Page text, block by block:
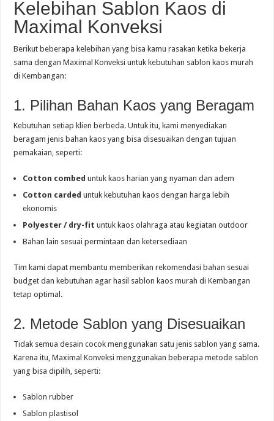
Kelebihan Sablon Kaos di
Maximal Konveksi
Berikut beberapa kelebihan yang bisa kamu rasakan ketika bekerja
sama dengan Maximal Konveksi untuk kebutuhan sablon kaos murah
di Kembangan:
1. Pilihan Bahan Kaos yang Beragam
Kebutuhan setiap klien berbeda. Untuk itu, kami menyediakan
beragam jenis bahan kaos yang bisa disesuaikan dengan tujuan
pemakaian, seperti:
Cotton combed untuk kaos harian yang nyaman dan adem
Cotton carded untuk kebutuhan kaos dengan harga lebih
ekonomis
Polyester / dry-fit untuk kaos olahraga atau kegiatan outdoor
Bahan lain sesuai permintaan dan ketersediaan
Tim kami dapat membantu memberikan rekomendasi bahan sesuai
budget dan kebutuhan agar hasil sablon kaos murah di Kembangan
tetap optimal.
2. Metode Sablon yang Disesuaikan
Tidak semua desain cocok menggunakan satu jenis sablon yang sama.
Karena itu, Maximal Konveksi menggunakan beberapa metode sablon
yang bisa dipilih, seperti:
Sablon rubber
Sablon plastisol